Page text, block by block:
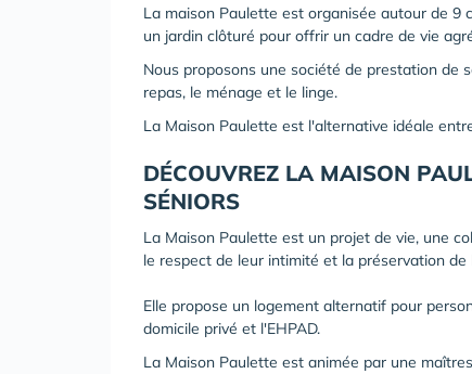
La maison Paulette est organisée autour de 9
un jardin clôturé pour offrir un cadre de vie
Nous proposons une société de prestation de
repas, le ménage et le linge.
La Maison Paulette est l'alternative idéale
DÉCOUVREZ LA MAISON
SÉNIORS
La Maison Paulette est un projet de vie, une
le respect de leur intimité et la préservation
Elle propose un logement alternatif pour
domicile privé et l'EHPAD.
La Maison Paulette est animée par une